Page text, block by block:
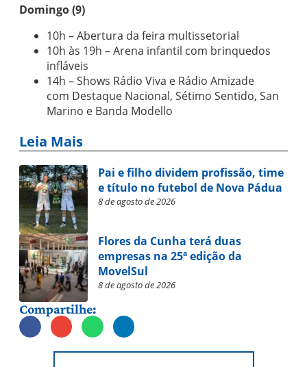
Domingo (9)
10h – Abertura da feira multissetorial
10h às 19h –Arena infantil com brinquedos
infláveis
14h – Shows Rádio Viva e Rádio Amizade
com Destaque Nacional, Sétimo Sentido, San
Marino e Banda Modello
Leia Mais
Pai e filho dividem profissão, time
e título no futebol de Nova Pádua
8 de agosto de 2026
Flores da Cunha terá duas
empresas na 25ª edição da
MovelSul
8 de agosto de 2026
Compartilhe: